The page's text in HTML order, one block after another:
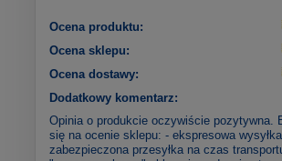
Ocena produktu:
Ocena sklepu:
Ocena dostawy:
Dodatkowy komentarz:
Opinia o produkcie oczywiście pozytywna.
się na ocenie sklepu: - ekspresowa
zabezpieczona przesyłka na czas